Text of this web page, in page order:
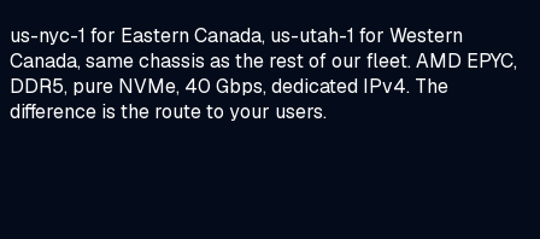
us-nyc-1 for Eastern Canada, us-utah-1 for Western
Canada, same chassis as the rest of our fleet. AMD EPYC,
DDR5, pure NVMe, 40 Gbps, dedicated IPv4. The
difference is the route to your users.